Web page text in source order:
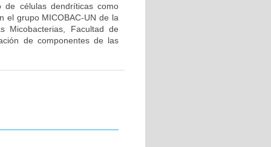
células dendríticas como
el grupo MICOBAC-UN de la
Micobacterias, Facultad de
de componentes de las